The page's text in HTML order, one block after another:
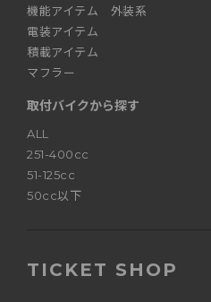
機能アイテム 外装系
電装アイテム
積載アイテム
マフラー
取付バイクから探す
ALL
251-400cc
51-125cc
50cc以下
TICKET SHOP